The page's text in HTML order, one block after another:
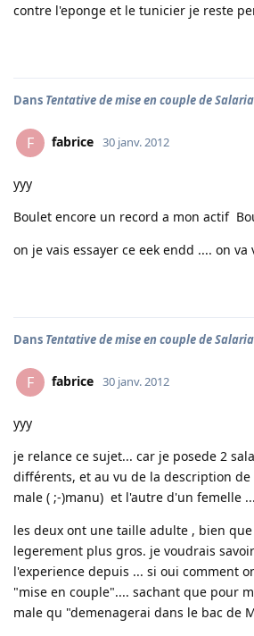
contre l'eponge et le tunicier je reste
Dans Tentative de mise en couple de
F fabrice 30 janv. 2012
yyy
Boulet encore un record a mon actif
on je vais essayer ce eek endd .... on va
Dans Tentative de mise en couple de
F fabrice 30 janv. 2012
yyy
je relance ce sujet... car je posede 2
différents, et au vu de la description
male ( ;-)manu) et l'autre d'un femelle ...
les deux ont une taille adulte , bien
legerement plus gros. je voudrais
l'experience depuis ... si oui comment
"mise en couple".... sachant que pour
male qu "demenagerai dans le bac de